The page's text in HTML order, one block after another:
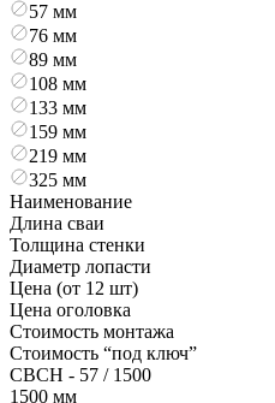
57 мм
76 мм
89 мм
108 мм
133 мм
159 мм
219 мм
325 мм
Наименование
Длина сваи
Толщина стенки
Диаметр лопасти
Цена (от 12 шт)
Цена оголовка
Стоимость монтажа
Стоимость “под ключ”
СВСН - 57 / 1500
1500 мм